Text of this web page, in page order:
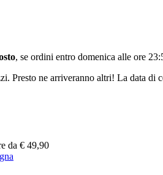
, se ordini entro domenica alle ore
Presto ne arriveranno altri! La data di
da € 49,90